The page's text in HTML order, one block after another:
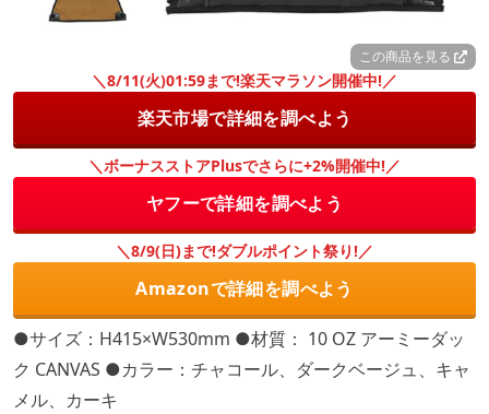
この商品を見る
＼8/11(火)01:59まで!楽天マラソン開催中!／
楽天市場で詳細を調べよう
＼ボーナスストアPlusでさらに+2%開催中!／
ヤフーで詳細を調べよう
＼8/9(日)まで!ダブルポイント祭り!／
Amazonで詳細を調べよう
●サイズ：H415×W530mm ●材質： 10 OZ アーミーダッ
ク CANVAS ●カラー：チャコール、ダークベージュ、キャ
メル、カーキ